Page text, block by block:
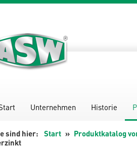
Unternehmen Historie
Start Produktkatalog